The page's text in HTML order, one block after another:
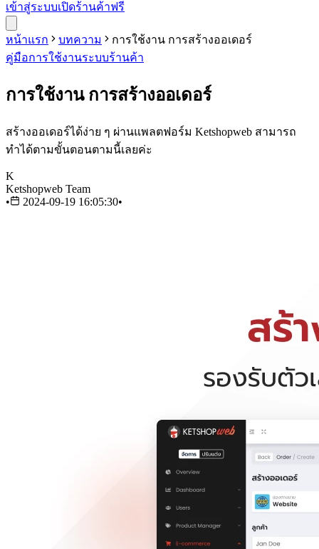
เข้าสู่ระบบเปิดร้านค้าฟรี
หน้าแรก บทความ
การใช้งาน การสร้างออเดอร์
คู่มือการใช้งานระบบร้านค้า
การใช้งาน การสร้างออเดอร์
สร้างออเดอร์ได้ง่าย ๆ ผ่านแพลตฟอร์ม Ketshopweb สามารถ
ทำได้ตามขั้นตอนตามนี้เลยค่ะ
K
Ketshopweb Team
•
2024-09-19 16:05:30•